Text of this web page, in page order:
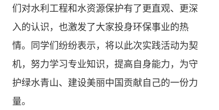
们对水利工程和水资源保护有了更直观、更深
入的认识，也激发了大家投身环保事业的热
情。同学们纷纷表示，将以此次实践活动为契
机，努力学习专业知识，提高自身能力，为守
护绿水青山、建设美丽中国贡献自己的一份力
量。